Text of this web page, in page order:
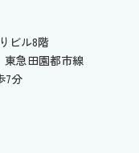
ビル8階
東急田園都市線
7分